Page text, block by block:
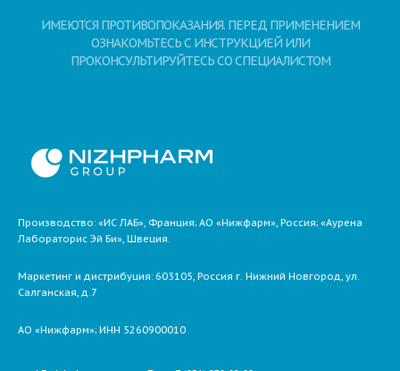
ИМЕЮТСЯ ПРОТИВОПОКАЗАНИЯ. ПЕРЕД ПРИМЕНЕНИЕМ
ОЗНАКОМЬТЕСЬ С ИНСТРУКЦИЕЙ ИЛИ
ПРОКОНСУЛЬТИРУЙТЕСЬ СО СПЕЦИАЛИСТОМ
Производство: «ИС ЛАБ», Франция; АО «Нижфарм», Россия; «Аурена
Лабораторис Эй Би», Швеция.
Маркетинг и дистрибуция: 603105, Россия г. Нижний Новгород, ул.
Салганская, д.7
АО «Нижфарм»; ИНН 5260900010